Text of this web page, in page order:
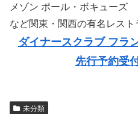
メゾン ポール・ボキューズ
など関東・関西の有名レスト
ダイナースクラブ フラ
先行予約受
未分類